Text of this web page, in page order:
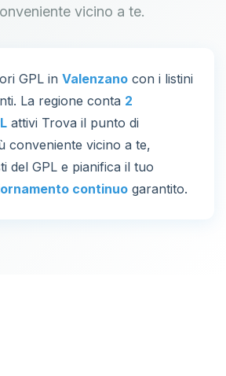
vicino a te.
GPL in Valenzano con i listini
La regione conta 2
attivi Trova il punto di
conveniente vicino a te,
del GPL e pianifica il tuo
continuo garantito.